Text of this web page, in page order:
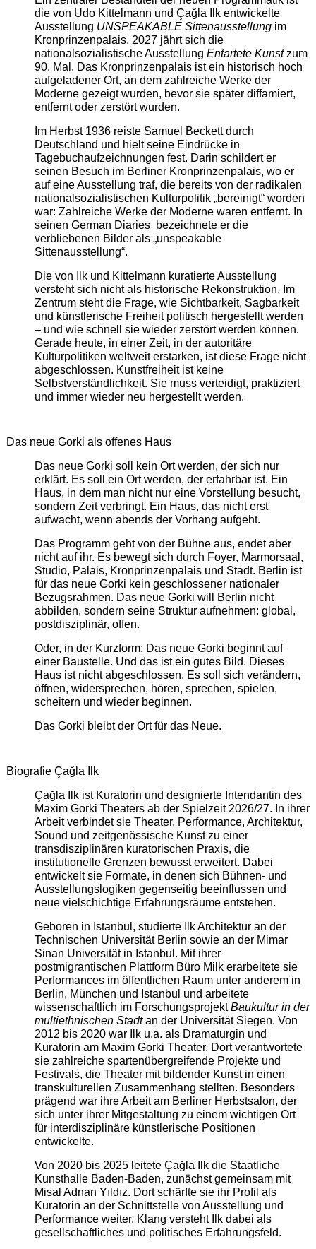
die von Udo Kittelmann und Çağla Ilk entwickelte
Ausstellung UNSPEAKABLE Sittenausstellungim
Kronprinzenpalais. 2027 jährt sich die
nationalsozialistische Ausstellung Entartete Kunstzum
90. Mal. Das Kronprinzenpalais ist ein historisch hoch
aufgeladener Ort, an dem zahlreiche Werke der
Moderne gezeigt wurden, bevor sie später diffamiert,
entfernt oder zerstört wurden.
Im Herbst 1936 reiste Samuel Beckett durch
Deutschland und hielt seine Eindrücke in
Tagebuchaufzeichnungen fest. Darin schildert er
seinen Besuch im Berliner Kronprinzenpalais, wo er
auf eine Ausstellung traf, die bereits von der radikalen
nationalsozialistischen Kulturpolitik „bereinigt“ worden
war: Zahlreiche Werke der Moderne waren entfernt. In
seinen German Diaries bezeichnete er die
verbliebenen Bilder als „unspeakable
Sittenausstellung“.
Die von Ilk und Kittelmann kuratierte Ausstellung
versteht sich nicht als historische Rekonstruktion. Im
Zentrum steht die Frage, wie Sichtbarkeit, Sagbarkeit
und künstlerische Freiheit politisch hergestellt werden
– und wie schnell sie wieder zerstört werden können.
Gerade heute, in einer Zeit, in der autoritäre
Kulturpolitiken weltweit erstarken, ist diese Frage nicht
abgeschlossen. Kunstfreiheit ist keine
Selbstverständlichkeit. Sie muss verteidigt, praktiziert
und immer wieder neu hergestellt werden.
Das neue Gorki als offenes Haus
Das neue Gorki soll kein Ort werden, der sich nur
erklärt. Es soll ein Ort werden, der erfahrbar ist. Ein
Haus, in dem man nicht nur eine Vorstellung besucht,
sondern Zeit verbringt. Ein Haus, das nicht erst
aufwacht, wenn abends der Vorhang aufgeht.
Das Programm geht von der Bühne aus, endet aber
nicht auf ihr. Es bewegt sich durch Foyer, Marmorsaal,
Studio, Palais, Kronprinzenpalais und Stadt. Berlin ist
für das neue Gorki kein geschlossener nationaler
Bezugsrahmen. Das neue Gorki will Berlin nicht
abbilden, sondern seine Struktur aufnehmen: global,
postdisziplinär, offen.
Oder, in der Kurzform: Das neue Gorki beginnt auf
einer Baustelle. Und das ist ein gutes Bild. Dieses
Haus ist nicht abgeschlossen. Es soll sich verändern,
öffnen, widersprechen, hören, sprechen, spielen,
scheitern und wieder beginnen.
Das Gorki bleibt der Ort für das Neue.
Biografie Çağla Ilk
Çağla Ilk ist Kuratorin und designierte Intendantin des
Maxim Gorki Theaters ab der Spielzeit 2026/27. In ihrer
Arbeit verbindet sie Theater, Performance, Architektur,
Sound und zeitgenössische Kunst zu einer
transdisziplinären kuratorischen Praxis, die
institutionelle Grenzen bewusst erweitert. Dabei
entwickelt sie Formate, in denen sich Bühnen- und
Ausstellungslogiken gegenseitig beeinflussen und
neue vielschichtige Erfahrungsräume entstehen.
Geboren in Istanbul, studierte Ilk Architektur an der
Technischen Universität Berlin sowie an der Mimar
Sinan Universität in Istanbul. Mit ihrer
postmigrantischen Plattform Büro Milk erarbeitete sie
Performances im öffentlichen Raum unter anderem in
Berlin, München und Istanbul und arbeitete
wissenschaftlich im ForschungsprojektBaukultur in der
multiethnischen Stadtan der Universität Siegen. Von
2012 bis 2020 war Ilk u.a. als Dramaturgin und
Kuratorin am Maxim Gorki Theater. Dort verantwortete
sie zahlreiche spartenübergreifende Projekte und
Festivals, die Theater mit bildender Kunst in einen
transkulturellen Zusammenhang stellten. Besonders
prägend war ihre Arbeit am Berliner Herbstsalon, der
sich unter ihrer Mitgestaltung zu einem wichtigen Ort
für interdisziplinäre künstlerische Positionen
entwickelte.
Von 2020 bis 2025 leitete Çağla Ilk die Staatliche
Kunsthalle Baden-Baden, zunächst gemeinsam mit
Misal Adnan Yıldız. Dort schärfte sie ihr Profil als
Kuratorin an der Schnittstelle von Ausstellung und
Performance weiter. Klang versteht Ilk dabei als
gesellschaftliches und politisches Erfahrungsfeld.